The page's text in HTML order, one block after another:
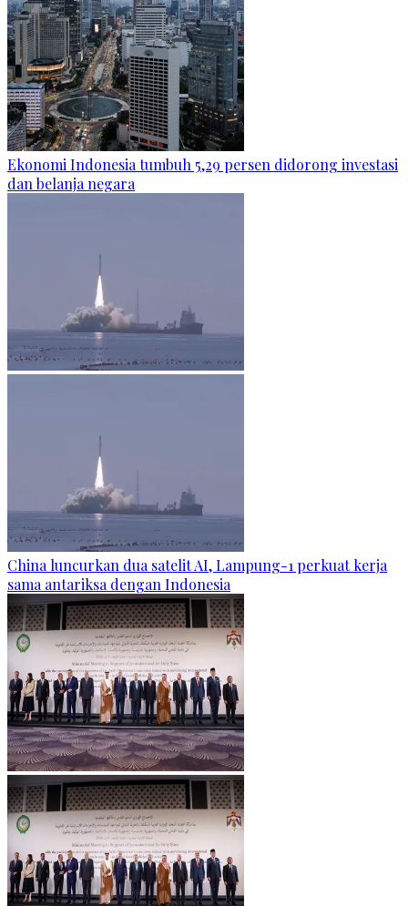
Ekonomi Indonesia tumbuh 5,29 persen didorong investasi
dan belanja negara
China luncurkan dua satelit AI, Lampung-1 perkuat kerja
sama antariksa dengan Indonesia